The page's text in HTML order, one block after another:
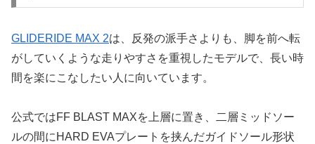
GLIDERIDE MAX 2は、反発の派手さよりも、脚を前へ転
がしていくような走りやすさを重視したモデルで、長い時
間を楽にこなしたい人に向いています。
公式ではFF BLAST MAXを上層に置き、二層ミッドソー
ルの間にHARD EVAプレートを挟んだガイドソール形状